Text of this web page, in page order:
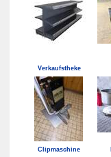
Verkaufstheke
Clipmaschine